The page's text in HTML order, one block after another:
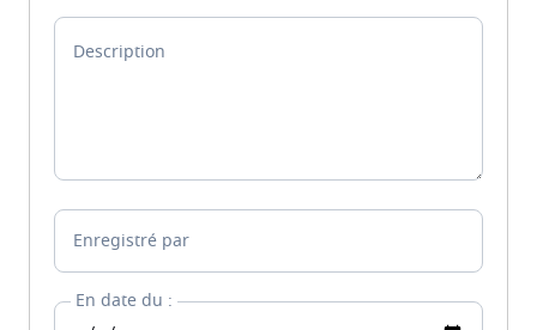
Description
Enregistré par
En date du :